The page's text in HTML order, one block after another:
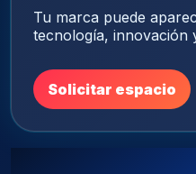
Tu marca puede
tecnología, innovación
Solicitar espacio